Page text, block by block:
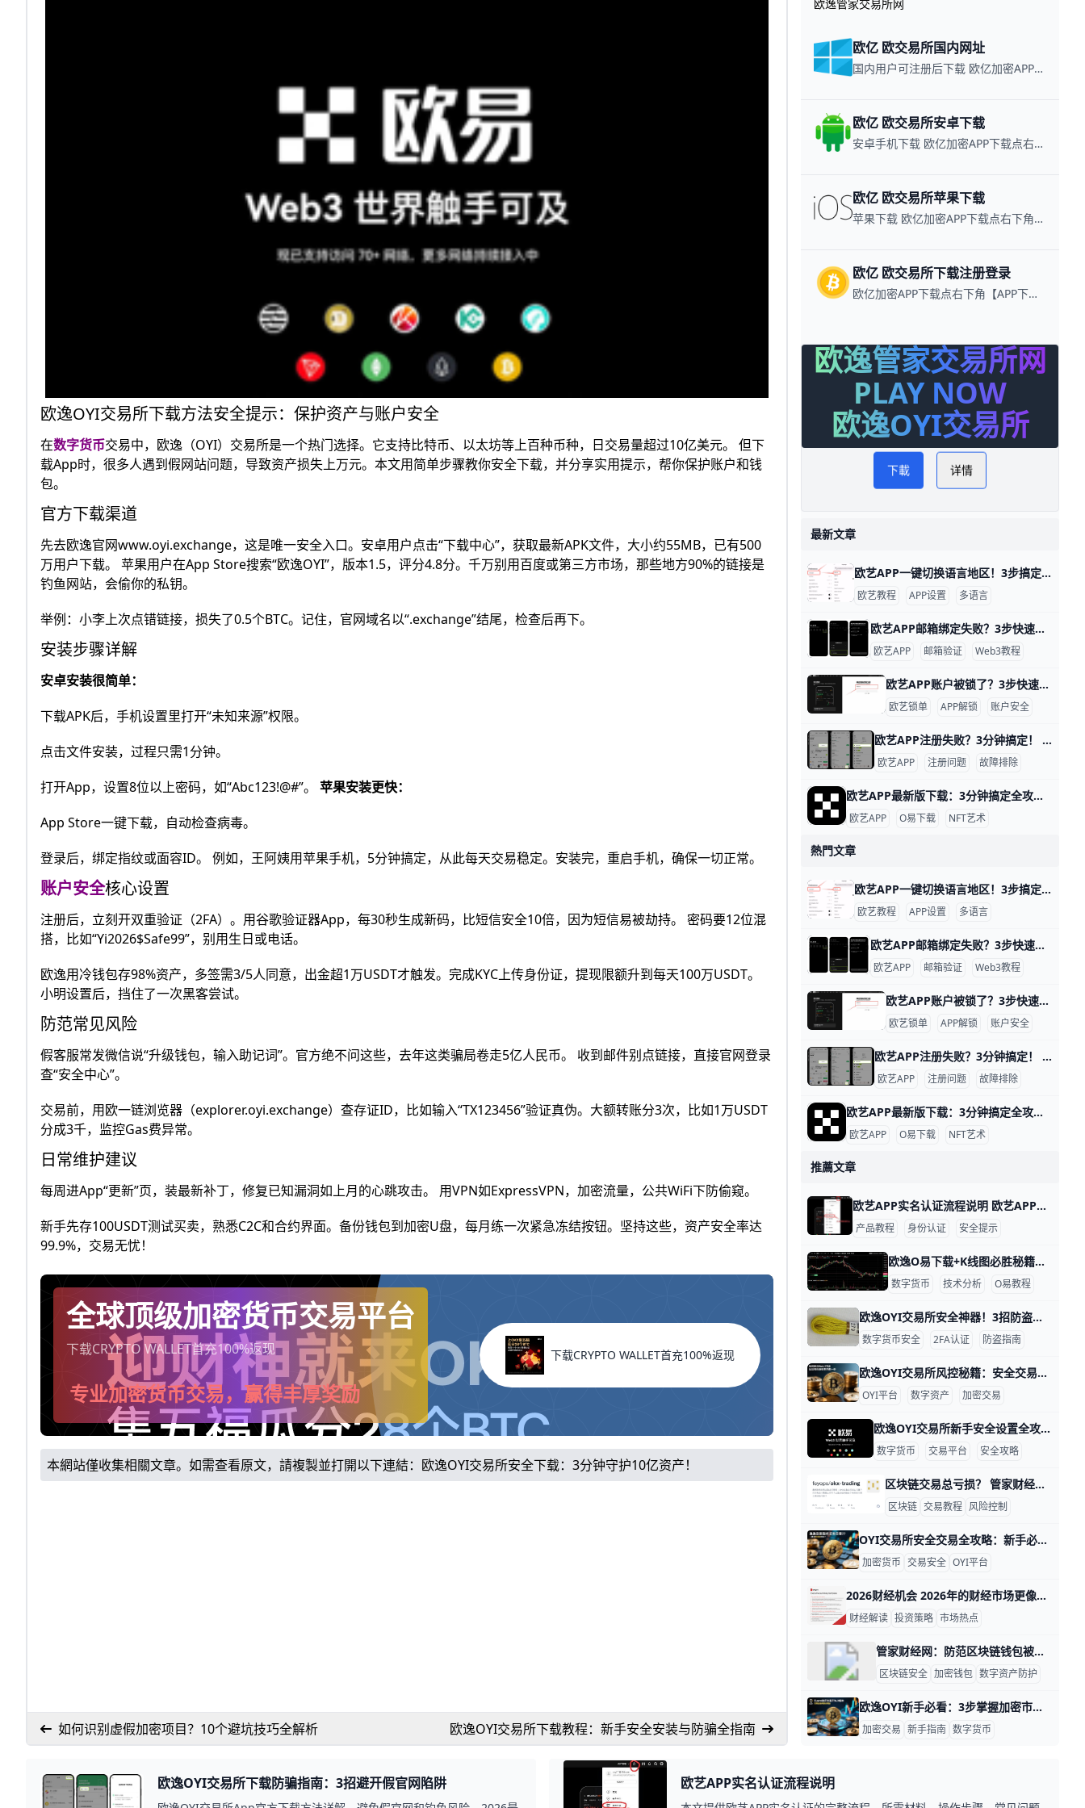
欧逸OYI交易所下载方法安全提示：保护资产与账户安全
在数字货币交易中，欧逸（OYI）交易所是一个热门选择。它支持比特币、以太坊等上百种币种，日交易量超过10亿美元。 但下
载App时，很多人遇到假网站问题，导致资产损失上万元。本文用简单步骤教你安全下载，并分享实用提示，帮你保护账户和钱
包。
官方下载渠道
先去欧逸官网www.oyi.exchange，这是唯一安全入口。安卓用户点击“下载中心”，获取最新APK文件，大小约55MB，已有500
万用户下载。 苹果用户在App Store搜索“欧逸OYI”，版本1.5，评分4.8分。千万别用百度或第三方市场，那些地方90%的链接是
钓鱼网站，会偷你的私钥。
举例：小李上次点错链接，损失了0.5个BTC。记住，官网域名以“.exchange”结尾，检查后再下。
安装步骤详解
安卓安装很简单：
下载APK后，手机设置里打开“未知来源”权限。
点击文件安装，过程只需1分钟。
打开App，设置8位以上密码，如“Abc123!@#”。 苹果安装更快：
App Store一键下载，自动检查病毒。
登录后，绑定指纹或面容ID。 例如，王阿姨用苹果手机，5分钟搞定，从此每天交易稳定。安装完，重启手机，确保一切正常。
账户安全核心设置
注册后，立刻开双重验证（2FA）。用谷歌验证器App，每30秒生成新码，比短信安全10倍，因为短信易被劫持。 密码要12位混
搭，比如“Yi2026$Safe99”，别用生日或电话。
欧逸用冷钱包存98%资产，多签需3/5人同意，出金超1万USDT才触发。完成KYC上传身份证，提现限额升到每天100万USDT。
小明设置后，挡住了一次黑客尝试。
防范常见风险
假客服常发微信说“升级钱包，输入助记词”。官方绝不问这些，去年这类骗局卷走5亿人民币。 收到邮件别点链接，直接官网登录
查“安全中心”。
交易前，用欧一链浏览器（explorer.oyi.exchange）查存证ID，比如输入“TX123456”验证真伪。大额转账分3次，比如1万USDT
分成3千，监控Gas费异常。
日常维护建议
每周进App“更新”页，装最新补丁，修复已知漏洞如上月的心跳攻击。 用VPN如ExpressVPN，加密流量，公共WiFi下防偷窥。
新手先存100USDT测试买卖，熟悉C2C和合约界面。备份钱包到加密U盘，每月练一次紧急冻结按钮。坚持这些，资产安全率达
99.9%，交易无忧！
全球顶级加密货币交易平台
下载CRYPTO WALLET首充100%返现
专业加密货币交易，赢得丰厚奖励
下载CRYPTO WALLET首充100%返现
本網站僅收集相關文章。如需查看原文，請複製並打開以下連結： 欧逸OYI交易所安全下载：3分钟守护10亿资产！
如何识别虚假加密项目？10个避坑技巧全解析 欧逸OYI交易所下载教程：新手安全安装与防骗全指南
欧逸管家交易所网
欧亿 欧交易所国内网址
国内用户可注册后下载 欧亿加密APP下载点右下角【APP下载】联系客服 每日更新可用链接
欧亿 欧交易所安卓下载
安卓手机下载 欧亿加密APP下载点右下角【APP下载】联系客服 每日更新可用链接
欧亿 欧交易所苹果下载
苹果下载 欧亿加密APP下载点右下角【APP下载】联系客服 每日更新可用链接
欧亿 欧交易所下载注册登录
欧亿加密APP下载点右下角【APP下载】联系客服 每日更新可用链接
欧逸管家交易所网
PLAY NOW
欧逸OYI交易所
下載 详情
最新文章
欧艺APP一键切换语言地区！3步搞定 欧艺APP的语言和地区切换非常简单，只需几步就能搞定，让你用母语界面更舒服。举个例子，如果你手机是英文版，想改成简体中文，整个过程不到1分钟。
欧艺教程 APP设置 多语言
欧艺APP邮箱绑定失败？3步快速搞定！ 欧艺APP无法绑定邮箱是很多用户遇到的常见问题，通常因为网络限制、邮箱服务商屏蔽或APP缓存问题导致。好消息是，通过简单步骤就能解决。下面我们一步步来试试。
欧艺APP 邮箱验证 Web3教程
欧艺APP账户被锁了？3步快速解锁秘籍！ 欧艺APP账户被锁定很常见，通常是因为身份验证没完成、异常登录或风控检查。比如，用户小李发现登录时提示“账户临时冻结”，这是平台为安全检测的正常反应。根据欧艺官方数据，80%的锁定案例通过简单验证就能解锁。
欧艺锁单 APP解锁 账户安全
欧艺APP注册失败？3分钟搞定！ 欧艺APP注册不了？别担心，很多用户都遇到过这个问题。通常原因是网络不稳、验证码没收到，或者APP版本太旧。下面一步步教你解决，跟着做就能行。
欧艺APP 注册问题 故障排除
欧艺APP最新版下载：3分钟搞定全攻略！ 欧艺APP最新版下载全指南 想下载欧艺APP最新版吗？它属于O易歐yi生态的艺术类应用，现在最新版是v6.135.1（安卓）或App Store对应iOS版，2026年更新支持更多NFT艺术浏览和交易功能。
欧艺APP O易下载 NFT艺术
熱門文章
欧艺APP一键切换语言地区！3步搞定 欧艺APP的语言和地区切换非常简单，只需几步就能搞定，让你用母语界面更舒服。举个例子，如果你手机是英文版，想改成简体中文，整个过程不到1分钟。
欧艺教程 APP设置 多语言
欧艺APP邮箱绑定失败？3步快速搞定！ 欧艺APP无法绑定邮箱是很多用户遇到的常见问题，通常因为网络限制、邮箱服务商屏蔽或APP缓存问题导致。好消息是，通过简单步骤就能解决。下面我们一步步来试试。
欧艺APP 邮箱验证 Web3教程
欧艺APP账户被锁了？3步快速解锁秘籍！ 欧艺APP账户被锁定很常见，通常是因为身份验证没完成、异常登录或风控检查。比如，用户小李发现登录时提示“账户临时冻结”，这是平台为安全检测的正常反应。根据欧艺官方数据，80%的锁定案例通过简单验证就能解锁。
欧艺锁单 APP解锁 账户安全
欧艺APP注册失败？3分钟搞定！ 欧艺APP注册不了？别担心，很多用户都遇到过这个问题。通常原因是网络不稳、验证码没收到，或者APP版本太旧。下面一步步教你解决，跟着做就能行。
欧艺APP 注册问题 故障排除
欧艺APP最新版下载：3分钟搞定全攻略！ 欧艺APP最新版下载全指南 想下载欧艺APP最新版吗？它属于O易歐yi生态的艺术类应用，现在最新版是v6.135.1（安卓）或App Store对应iOS版，2026年更新支持更多NFT艺术浏览和交易功能。
欧艺APP O易下载 NFT艺术
推薦文章
欧艺APP实名认证流程说明 欧艺APP实名认证流程说明 实名认证是欧艺APP用户必备步骤，能解锁提现、交易等功能，提高账户安全。举例来说，小李首次注册后无法提现，就是因为没完成认证，认证后每天提现限额从1万元升到100万元。​
产品教程 身份认证 安全提示
欧逸O易下载+K线图必胜秘籍！新手日赚20% 市场走势怎么看？欧逸欧yi交易所下载方法与新手行情判断指南 在数字货币市场中，抓住走势变化能帮你赚到钱。欧逸OK交易所是全球最大的交易所之一，每天交易量超100亿美元。新手用它看盘，就能快速上手。 欧逸ouyi下载步骤超简单 去下载正版APP，避免假网站骗局。安卓用户点“安卓版”，下载APK文件，大小约50MB，安装后打开注册。苹果用户在App Store搜“欧交易所鸥易”，2分钟搞定，一键登录。
数字货币 技术分析 O易教程
欧逸OYI交易所安全神器！3招防盗保账户 在数字资产投资越来越普及的今天，账户安全是每位用户最不能忽视的事项。根据行业报告显示，过去一年全球超过 30% 的数字货币盗窃事件源于账户安全疏忽。为了保障每位用户在欧逸 OYI 交易所的资产安全，我们整理了这份简明实用的安全指南，帮助你提升账户保护意识，轻松防范常见的网络风险。
数字货币安全 2FA认证 防盗指南
欧逸OYI交易所风控秘籍：安全交易赚大钱！ 欧逸OYI交易所资产类型与风控要点：如何在欧逸数字资产中实现安全交易 欧逸（OYI）交易所是全球热门的数字资产平台。它支持超过500种加密货币，比如比特币（BTC）和以太坊（ETH）。每天交易量高达数百亿美元，用户可以轻松买卖资产，实现安全交易。
OYI平台 数字资产 加密交易
欧逸OYI交易所新手安全设置全攻略！3分钟学会防盗指南 欧逸OYI交易所新手指引：安全设置与常见问题解答 欢迎来到欧逸OYI交易所！这是一个简单易用的数字资产交易平台，每天有超过100万用户在这里买卖比特币和以太坊。新手别担心，本文一步步教你安全设置，还解答常见问题，让你快速上手。​
数字货币 交易平台 安全攻略
区块链交易总亏损？ 管家财经网区块链资讯与知识分享：为什么总是亏损——常见交易误区与实战技巧教程 在区块链交易里，很多人不是“不会买”，而是“总在同样的地方亏”。真正拉开差距的，往往不是一次神操作，而是对风险、仓位、情绪和纪律的长期管理。
区块链 交易教程 风险控制
OYI交易所安全交易全攻略：新手必看避坑指南 在欧逸OYI交易所进行加密货币交易前须知 在进行任何加密货币投资或交易之前，安全永远是第一位的。欧逸OYI交易所为用户提供便捷的交易环境，但在使用前，你需要了解一些基本的安全与交易常识，确保资金与信息的安全。
加密货币 交易安全 OYI平台
2026财经机会 2026年的财经市场更像一张不断变化的地图：一边是通胀、利率、国际局势带来的波动，一边是AI、数字资产、半导体等新主题不断吸引资金流入。对于普通投资者来说，最重要的不是追每一次涨跌，而是先看清市场主线，再决定自己该不该进场、什么时候进场、用多少资金进场。
财经解读 投资策略 市场热点
管家财经网：防范区块链钱包被盗的5大安全漏洞全解析 区块链钱包被盗事件近年来持续上升，据Chainalysis报告显示，2024年全球因加密资产被盗造成的损失已超过24亿美元，其中超过30%的案件与用户安全意识不足有关。很多用户在日常操作中忽视基础防护，导致资产被黑客轻易转走。了解常见漏洞并提前防范，是保护数字资产的第一步。
区块链安全 加密钱包 数字资产防护
欧逸OYI新手必看：3步掌握加密市场暴涨机会！ 新手指南：如何通过欧逸OYI平台把握市场走势 欧逸OYI平台是一个专业的数字货币交易平台，每天有超过100万用户活跃在这里。 它提供实时K线图和交易数据，让新手也能快速看懂市场。举个例子，比特币价格从昨天的50,000美元涨到今天的52,000美元，你能在平台首页直接看到这个5%的涨幅。ouyipro+1
加密交易 新手指南 数字货币
欧逸OYI交易所下载防骗指南：3招避开假官网陷阱 欧艺APP实名认证流程说明